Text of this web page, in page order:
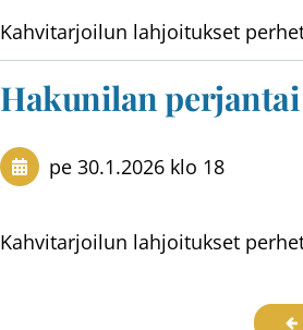
Kahvitarjoilun lahjoitukset
Hakunilan perjantai
pe 30.1.2026 klo 18
Kahvitarjoilun lahjoitukset